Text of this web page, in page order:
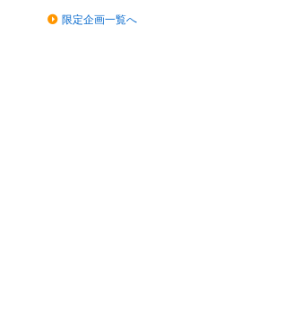
限定企画一覧へ